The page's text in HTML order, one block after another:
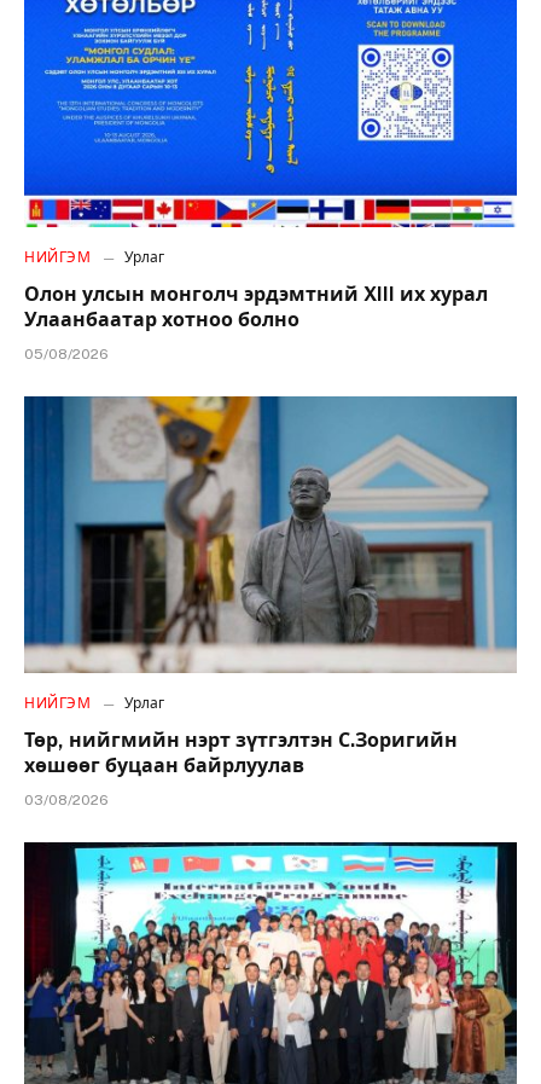
НИЙГЭМ Урлаг
Олон улсын монголч эрдэмтний XIII их хурал
Улаанбаатар хотноо болно
05/08/2026
НИЙГЭМ Урлаг
Төр, нийгмийн нэрт зүтгэлтэн С.Зоригийн
хөшөөг буцаан байрлуулав
03/08/2026